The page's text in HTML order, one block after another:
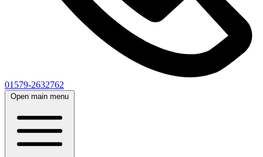
01579-2632762
Open main menu